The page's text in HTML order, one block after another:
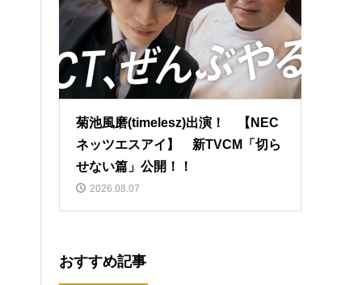
菊池風磨(timelesz)出演！ 【NEC
ネッツエスアイ】 新TVCM「切ら
せない篇」公開！！
2026.08.07
おすすめ記事